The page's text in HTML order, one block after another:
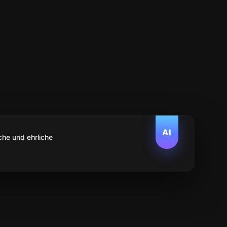
AI
und ehrliche